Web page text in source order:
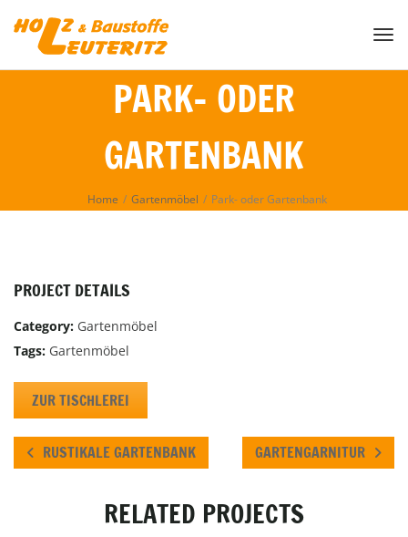
PARK- ODER
GARTENBANK
Home / Gartenmöbel / Park- oder Gartenbank
PROJECT DETAILS
Category: Gartenmöbel
Tags: Gartenmöbel
ZUR TISCHLEREI
RUSTIKALE GARTENBANK GARTENGARNITUR
RELATED PROJECTS